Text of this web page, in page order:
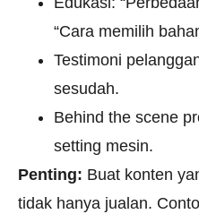
“Cara memilih
Testimoni
sesudah.
Behind the scene
setting mesin.
Penting: Buat konten
tidak hanya jualan.